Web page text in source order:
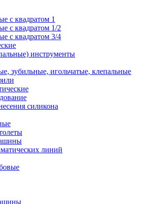
с квадратом 1
с квадратом 1/2
с квадратом 3/4
инструменты
зубильные, игольчатые, клепальные
силикона
линий